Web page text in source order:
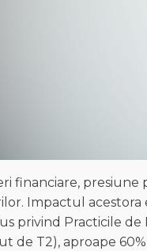
financiare,
Impactul
privind Practicile de
de T2), aproape